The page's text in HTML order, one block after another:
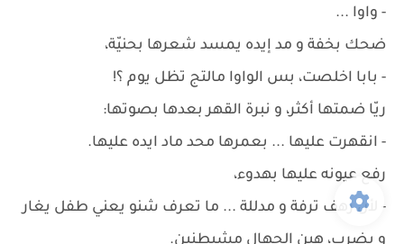
- واوا ...
ضحك بخفة و مد إيده يمسد شعرها بحنيّة،
- بابا اخلصت، بس الواوا مالتج تظل يوم ؟!
ريّا ضمتها أكثر، و نبرة القهر بعدها بصوتها:
- انقهرت عليها ... بعمرها محد ماد ايده عليها.
رفع عيونه عليها بهدوء،
- لأن رهف ترفة و مدللة ... ما تعرف شنو يعني طفل يغار
و يضرب، هين الجهال مشيطنين.